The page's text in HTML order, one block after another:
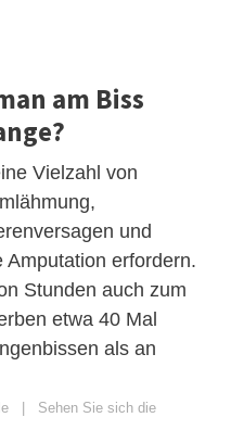
am Biss
Vielzahl von
und
Amputation erfordern.
Stunden auch zum
etwa 40 Mal
als an
Sehen Sie sich die